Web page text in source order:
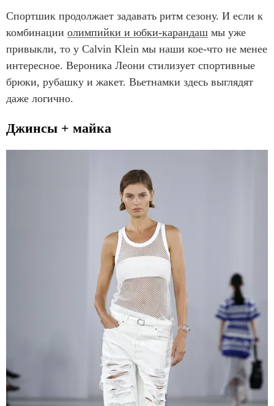
Спортшик продолжает задавать ритм сезону. И если к
комбинации олимпийки и юбки-карандаш мы уже
привыкли, то у Calvin Klein мы наши кое-что не менее
интересное. Вероника Леони стилизует спортивные
брюки, рубашку и жакет. Вьетнамки здесь выглядят
даже логично.
Джинсы + майка